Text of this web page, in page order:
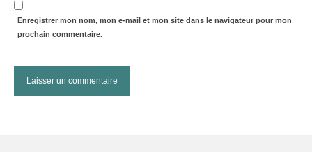
Enregistrer mon nom, mon e-mail et mon site dans le navigateur pour mon
prochain commentaire.